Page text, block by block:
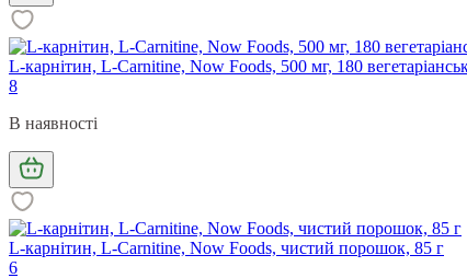
L-карнітин, L-Carnitine, Now Foods, 500 мг, 180
8
В наявності
L-карнітин, L-Carnitine, Now Foods, чистий порошок, 85 г
6